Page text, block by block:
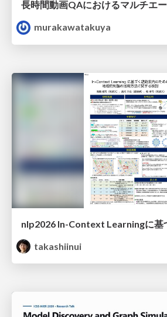
murakawatakuya
takashiinui